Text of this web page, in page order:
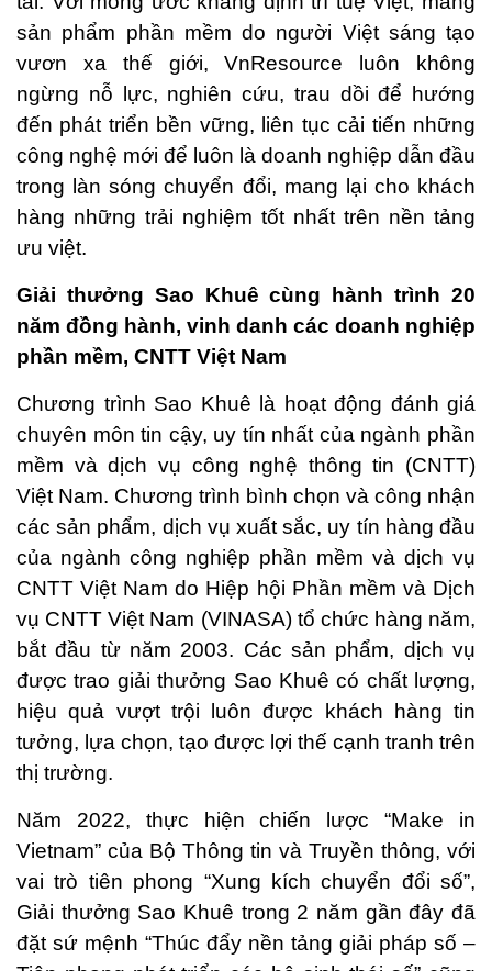
sản phẩm phần mềm do người Việt sáng tạo
vươn xa thế giới, VnResource luôn không
ngừng nỗ lực, nghiên cứu, trau dồi để hướng
đến phát triển bền vững, liên tục cải tiến những
công nghệ mới để luôn là doanh nghiệp dẫn đầu
trong làn sóng chuyển đổi, mang lại cho khách
hàng những trải nghiệm tốt nhất trên nền tảng
ưu việt.
Giải thưởng Sao Khuê cùng hành trình 20
năm đồng hành, vinh danh các doanh nghiệp
phần mềm, CNTT Việt Nam
Chương trình Sao Khuê là hoạt động đánh giá
chuyên môn tin cậy, uy tín nhất của ngành phần
mềm và dịch vụ công nghệ thông tin (CNTT)
Việt Nam. Chương trình bình chọn và công nhận
các sản phẩm, dịch vụ xuất sắc, uy tín hàng đầu
của ngành công nghiệp phần mềm và dịch vụ
CNTT Việt Nam do Hiệp hội Phần mềm và Dịch
vụ CNTT Việt Nam (VINASA) tổ chức hàng năm,
bắt đầu từ năm 2003. Các sản phẩm, dịch vụ
được trao giải thưởng Sao Khuê có chất lượng,
hiệu quả vượt trội luôn được khách hàng tin
tưởng, lựa chọn, tạo được lợi thế cạnh tranh trên
thị trường.
Năm 2022, thực hiện chiến lược “Make in
Vietnam” của Bộ Thông tin và Truyền thông, với
vai trò tiên phong “Xung kích chuyển đổi số”,
Giải thưởng Sao Khuê trong 2 năm gần đây đã
đặt sứ mệnh “Thúc đẩy nền tảng giải pháp số –